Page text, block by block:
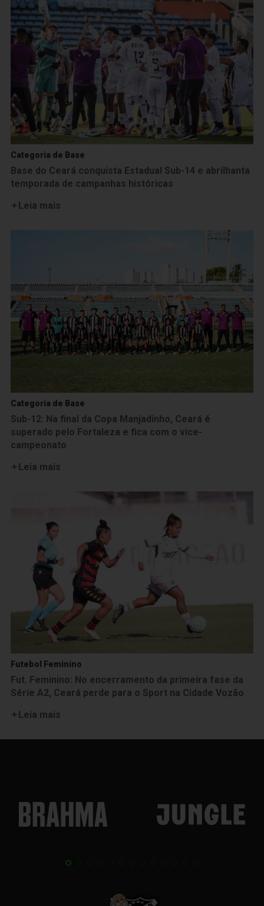
Categoria de Base
Base do Ceará conquista Estadual Sub-14 e abrilhanta
temporada de campanhas históricas
Leia mais
Categoria de Base
Sub-12: Na final da Copa Manjadinho, Ceará é
superado pelo Fortaleza e fica com o vice-
campeonato
Leia mais
Futebol Feminino
Fut. Feminino: No encerramento da primeira fase da
Série A2, Ceará perde para o Sport na Cidade Vozão
Leia mais